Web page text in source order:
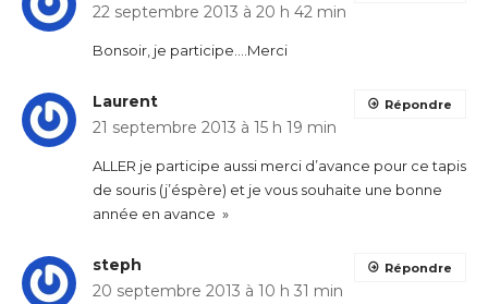
22 septembre 2013 à 20 h 42 min
Bonsoir, je participe….Merci
Laurent
21 septembre 2013 à 15 h 19 min
ALLER je participe aussi merci d’avance pour ce tapis
de souris (j’éspère) et je vous souhaite une bonne
année en avance »
Répondre
steph
20 septembre 2013 à 10 h 31 min
Répondre